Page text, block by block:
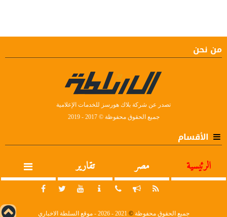
من نحن
تصدر عن شركة بلاك هورسز للخدمات الإعلامية
جميع الحقوق محفوظة © 2017 - 2019
الأقسام
الرئيسية مصر تقارير
جميع الحقوق محفوظة©